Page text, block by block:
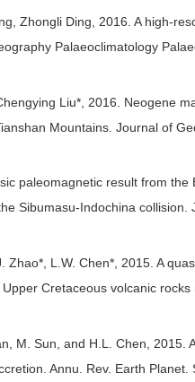
Zhongli Ding, 2016. A high-
Palaeoclimatology
Liu*, 2016. Neogene
Mountains. Journal of
paleomagnetic result from
Sibumasu-Indochina collision.
Zhao*, L.W. Chen*, 2015. A
Cretaceous volcanic rocks
M. Sun, and H.L. Chen, 2015.
Annu. Rev. Earth Planet.